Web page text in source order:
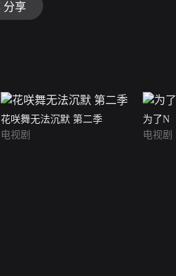
分享
花咲舞无法沉默 第二季
电视剧
为了N
电视剧